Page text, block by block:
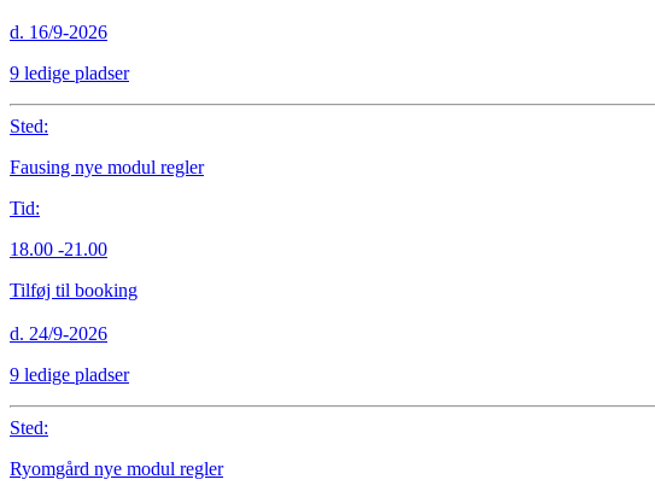
d. 16/9-2026
9 ledige pladser
Sted:
Fausing nye modul regler
Tid:
18.00 -21.00
Tilføj til booking
d. 24/9-2026
9 ledige pladser
Sted:
Ryomgård nye modul regler